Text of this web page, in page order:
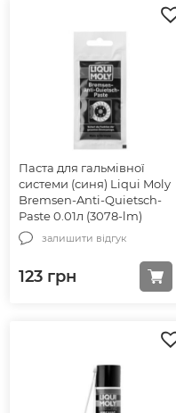
Паста для гальмівної
системи (синя) Liqui Moly
Bremsen-Anti-Quietsch-
Paste 0.01л (3078-lm)
залишити відгук
123 грн